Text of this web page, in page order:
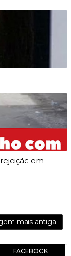
em
mais antiga
FACEBOOK